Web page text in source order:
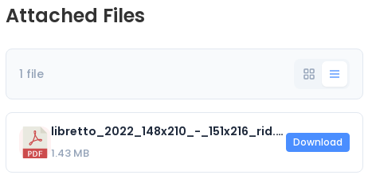
Attached Files
1 file
libretto_2022_148x210_-_151x216_rid.pdf
1.43 MB
Download